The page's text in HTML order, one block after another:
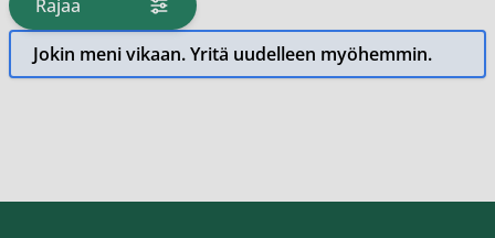
Rajaa
tuotteita
Jokin meni vikaan. Yritä uudelleen myöhemmin.